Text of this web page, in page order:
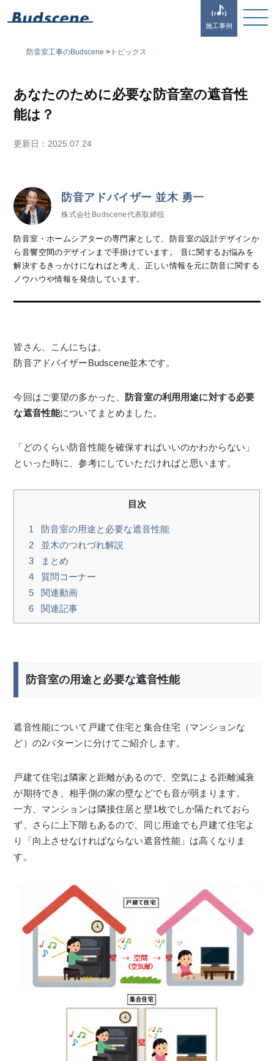
施工事例
防音室工事のBudscene >トピックス
あなたのために必要な防音室の遮音性
能は？
更新日： 2025.07.24
防音アドバイザー 並木 勇一
株式会社Budscene代表取締役
防音室・ホームシアターの専門家として、防音室の設計デザインか
ら音響空間のデザインまで手掛けています。 音に関するお悩みを
解決するきっかけになればと考え、正しい情報を元に防音に関する
ノウハウや情報を発信しています。
皆さん、こんにちは。
防音アドバイザーBudscene並木です。
今回はご要望の多かった、
防音室の利用用途に対する必要
な遮音性能についてまとめました。
「どのくらい防音性能を確保すればいいのかわからない」
といった時に、参考にしていただければと思います。
目次
1
防音室の用途と必要な遮音性能
2
並木のつれづれ解説
3
まとめ
4
質問コーナー
5
関連動画
6
関連記事
防音室の用途と必要な遮音性能
遮音性能について戸建て住宅と集合住宅（マンションな
ど）の2パターンに分けてご紹介します。
戸建て住宅は隣家と距離があるので、空気による距離減衰
が期待でき、相手側の家の壁などでも音が弱まります。
一方、マンションは隣接住居と壁1枚でしか隔たれておら
ず、さらに上下階もあるので、同じ用途でも戸建て住宅よ
り「向上させなければならない遮音性能」は高くなりま
す。